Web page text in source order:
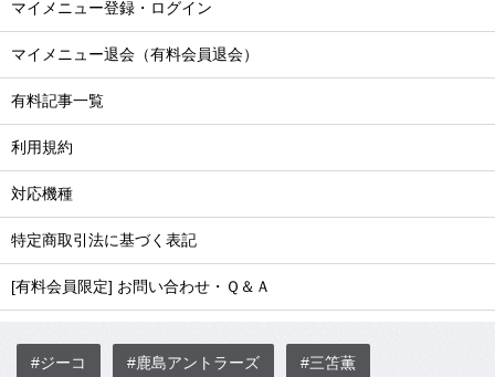
マイメニュー登録・ログイン
マイメニュー退会（有料会員退会）
有料記事一覧
利用規約
対応機種
特定商取引法に基づく表記
[有料会員限定] お問い合わせ・Ｑ＆Ａ
#ジーコ #鹿島アントラーズ #三笘薫